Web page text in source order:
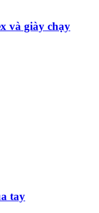
và giày chạy
tay